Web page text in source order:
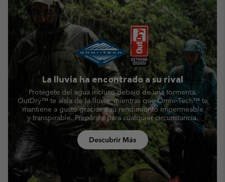
La lluvia ha encontrado a su rival
Protégete del agua incluso debajo de una tormenta.
OutDry™ te aísla de la lluvia, mientras que Omni‑Tech™ te
mantiene a gusto gracias a su rendimiento impermeable
y transpirable. Prepárate para cualquier circunstancia.
Descubrir Más